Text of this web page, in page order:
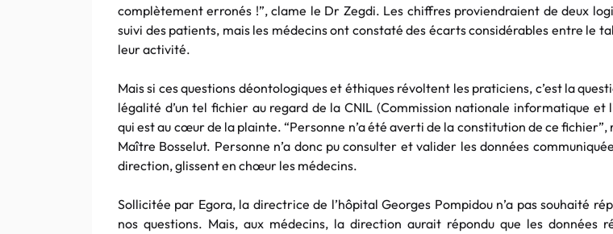
complètement erronés !”, clame le Dr Zegdi. Les chiffres proviendraient de deux
suivi des patients, mais les médecins ont constaté des écarts considérables entre le
leur activité.
Mais si ces questions déontologiques et éthiques révoltent les praticiens, c’est la
légalité d’un tel fichier au regard de la CNIL (Commission nationale informatique et
qui est au cœur de la plainte. “Personne n’a été averti de la constitution de ce fichier”,
Maître Bosselut. Personne n’a donc pu consulter et valider les données
direction, glissent en chœur les médecins.
Sollicitée par Egora, la directrice de l’hôpital Georges Pompidou n’a pas souhaité
nos questions. Mais, aux médecins, la direction aurait répondu que les données